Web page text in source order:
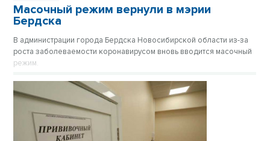
Масочный режим вернули в мэрии
Бердска
В администрации города Бердска Новосибирской области из-за
роста заболеваемости коронавирусом вновь вводится масочный
режим.